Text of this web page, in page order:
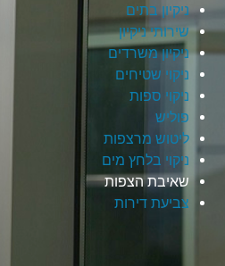
ניקיון בתים
שירותי ניקיון
ניקיון משרדים
ניקוי שטיחים
ניקוי ספות
פוליש
ליטוש מרצפות
ניקוי בלחץ מים
שאיבת הצפות
צביעת דירות